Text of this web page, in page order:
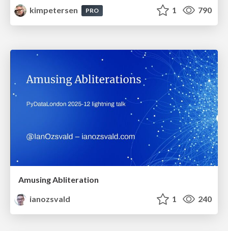
kimpetersen
PRO 1 790
Amusing Abliteration
ianozsvald
1 240